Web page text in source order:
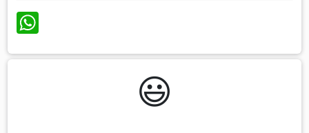
WhatsApp
😃️